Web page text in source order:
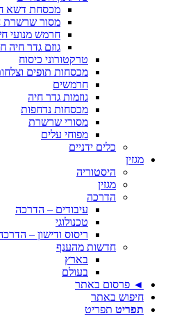
מכסחת דשא
מסור שרשרת
חרמש מנועי
גוזם גדר חיה
טרקטורוני כיסוח
מכסחות תופים
חרמשים
גוזמות גדר חיה
מכסחות נדחפות
מסורי שרשרת
מפוחי עלים
כלים ידניים
מגזין
היסטוריה
מגזין
הדרכה
עיבודים – הדרכה
טכנולוגי
ריסוס ודישון –
חדשות מהענף
בארץ
בעולם
◄ פרסום באתר
חיפוש באתר
תפריט תפריט